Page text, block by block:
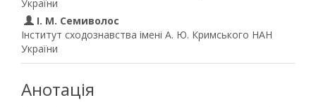
України
І. М. Семиволос
Інститут сходознавства імені А. Ю. Кримського НАН
України
Анотація